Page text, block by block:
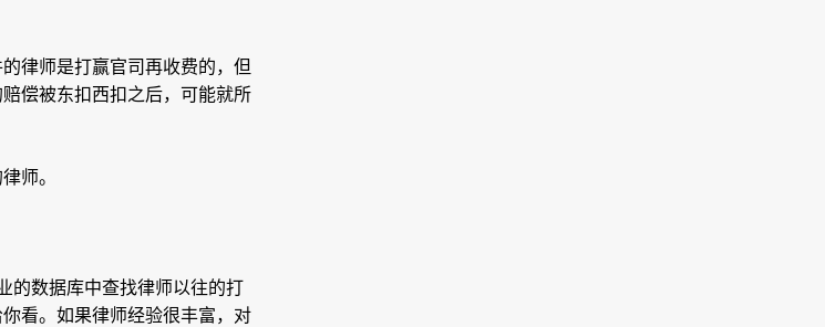
律师是打赢官司再收费的，但
偿被东扣西扣之后，可能就所
师。
的数据库中查找律师以往的打
看。如果律师经验很丰富，对